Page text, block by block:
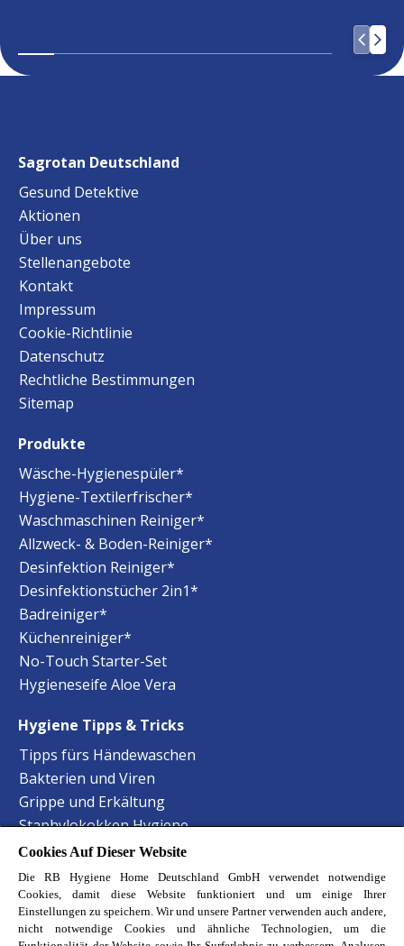
Sagrotan Deutschland
Gesund Detektive
Aktionen
Über uns
Stellenangebote
Kontakt
Impressum
Cookie-Richtlinie
Datenschutz
Rechtliche Bestimmungen
Sitemap
Produkte
Wäsche-Hygienespüler*
Hygiene-Textilerfrischer*
Waschmaschinen Reiniger*
Allzweck- & Boden-Reiniger*
Desinfektion Reiniger*
Desinfektionstücher 2in1*
Badreiniger*
Küchenreiniger*
No-Touch Starter-Set
Hygieneseife Aloe Vera
Hygiene Tipps & Tricks
Tipps fürs Händewaschen
Bakterien und Viren
Grippe und Erkältung
Staphylokokken Hygiene
Harnwegsinfektionen Hygiene
Lebensmittelvergiftung Hygiene
Hand-Mund-Fuss Krankheit
Baby-Krankheiten erkennen
Cookies Auf Dieser Website
Die RB Hygiene Home Deutschland GmbH verwendet notwendige
Cookies, damit diese Website funktioniert und um einige Ihrer
Einstellungen zu speichern. Wir und unsere Partner verwenden auch andere,
nicht notwendige Cookies und ähnliche Technologien, um die